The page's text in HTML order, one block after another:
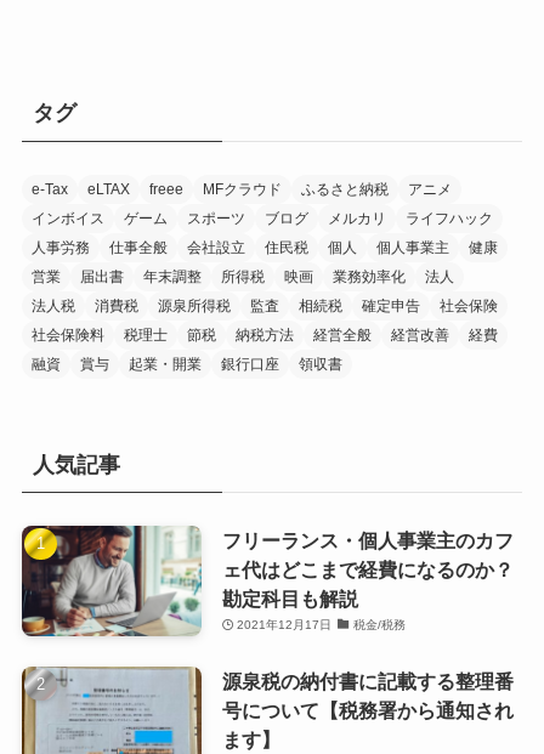
タグ
e-Tax eLTAX freee MFクラウド ふるさと納税
アニメ
インボイス
ゲーム スポーツ ブログ メルカリ
ライフハック
人事労務
仕事全般 会社設立 住民税 個人 個人事業主
健康
営業
届出書 年末調整 所得税 映画 業務効率化
法人
法人税
消費税 源泉所得税 監査 相続税 確定申告
社会保険
社会保険料
税理士 節税 納税方法 経営全般 経営改善
経費
融資
賞与 起業・開業 銀行口座 領収書
人気記事
フリーランス・個人事業主のカフ
ェ代はどこまで経費になるのか？
勘定科目も解説
2021年12月17日 税金/税務
源泉税の納付書に記載する整理番
号について【税務署から通知され
ます】